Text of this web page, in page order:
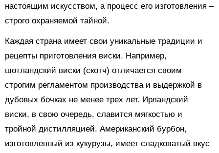
настоящим искусством, а процесс его изготовления –
строго охраняемой тайной.
Каждая страна имеет свои уникальные традиции и
рецепты приготовления виски. Например,
шотландский виски (скотч) отличается своим
строгим регламентом производства и выдержкой в
дубовых бочках не менее трех лет. Ирландский
виски, в свою очередь, славится мягкостью и
тройной дистилляцией. Американский бурбон,
изготовленный из кукурузы, имеет сладковатый вкус